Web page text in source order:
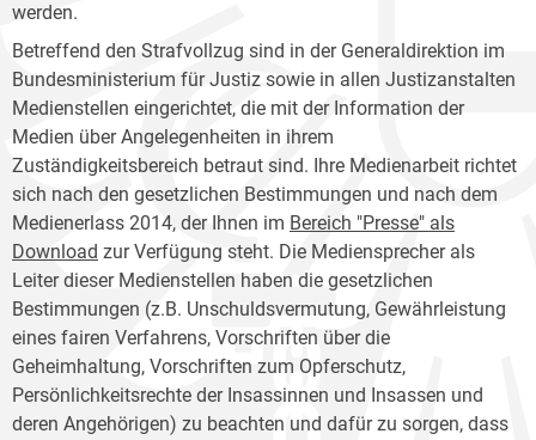
werden.
Betreffend den Strafvollzug sind in der Generaldirektion im
Bundesministerium für Justiz sowie in allen Justizanstalten
Medienstellen eingerichtet, die mit der Information der
Medien über Angelegenheiten in ihrem
Zuständigkeitsbereich betraut sind. Ihre Medienarbeit richtet
sich nach den gesetzlichen Bestimmungen und nach dem
Medienerlass 2014, der Ihnen im Bereich "Presse" als
Download zur Verfügung steht. Die Mediensprecher als
Leiter dieser Medienstellen haben die gesetzlichen
Bestimmungen (z.B. Unschuldsvermutung, Gewährleistung
eines fairen Verfahrens, Vorschriften über die
Geheimhaltung, Vorschriften zum Opferschutz,
Persönlichkeitsrechte der Insassinnen und Insassen und
deren Angehörigen) zu beachten und dafür zu sorgen, dass